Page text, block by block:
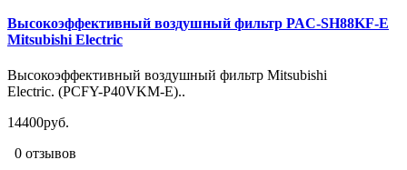
Высокоэффективный воздушный фильтр PAC-SH88KF-E
Mitsubishi Electric
Высокоэффективный воздушный фильтр Mitsubishi
Electric. (PCFY-P40VKM-E)..
14400руб.
0 отзывов